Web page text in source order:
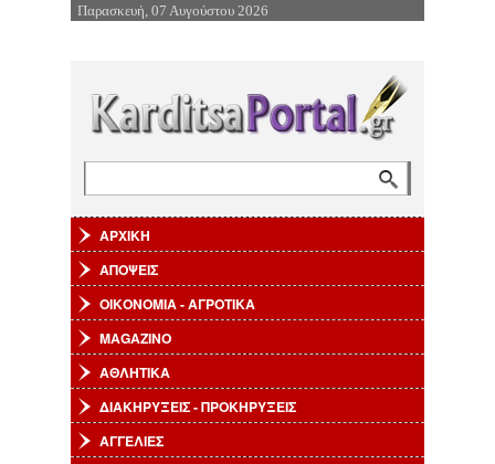
Επιστροφή στην Πλοήγηση
Παρασκευή, 07 Αυγούστου 2026
ΑΡΧΙΚΗ
ΑΠΟΨΕΙΣ
ΟΙΚΟΝΟΜΙΑ - ΑΓΡΟΤΙΚΑ
MAGAZINO
ΑΘΛΗΤΙΚΑ
ΔΙΑΚΗΡΥΞΕΙΣ - ΠΡΟΚΗΡΥΞΕΙΣ
ΑΓΓΕΛΙΕΣ